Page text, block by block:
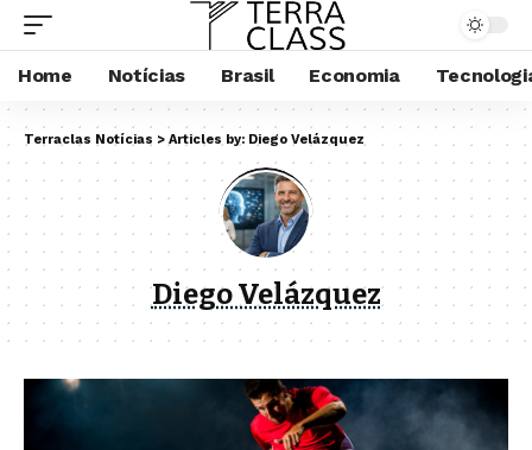
Home Notícias Brasil Economia
Terraclas Notícias > Articles by: Diego Velázquez
Diego Velázquez